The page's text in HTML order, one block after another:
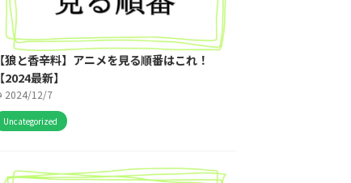
【狼と香辛料】アニメを見る順番はこれ！
【2024最新】
2024/12/7
Uncategorized